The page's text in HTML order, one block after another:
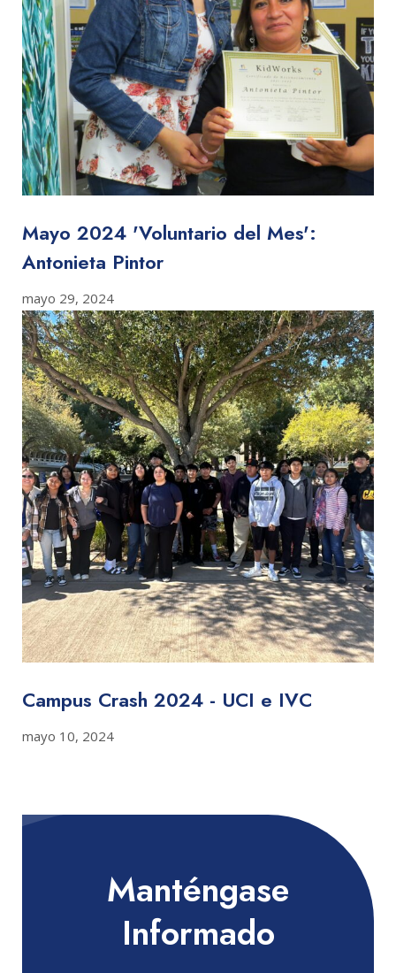
Mayo 2024 'Voluntario del Mes':
Antonieta Pintor
mayo 29, 2024
Campus Crash 2024 - UCI e IVC
mayo 10, 2024
Manténgase
Informado